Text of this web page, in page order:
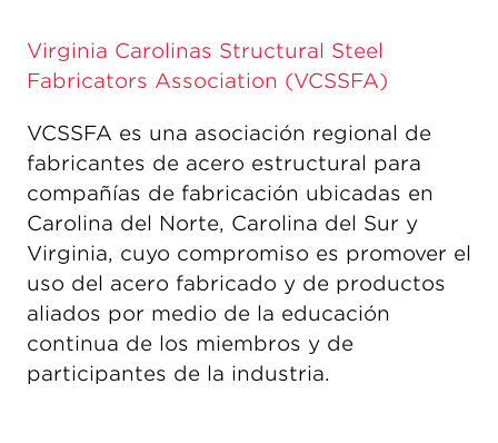
Virginia Carolinas Structural Steel
Fabricators Association (VCSSFA)
VCSSFA es una asociación regional de
fabricantes de acero estructural para
compañías de fabricación ubicadas en
Carolina del Norte, Carolina del Sur y
Virginia, cuyo compromiso es promover el
uso del acero fabricado y de productos
aliados por medio de la educación
continua de los miembros y de
participantes de la industria.